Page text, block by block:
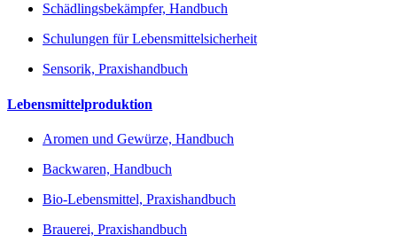
Schädlingsbekämpfer, Handbuch
Schulungen für Lebensmittelsicherheit
Sensorik, Praxishandbuch
Lebensmittelproduktion
Aromen und Gewürze, Handbuch
Backwaren, Handbuch
Bio-Lebensmittel, Praxishandbuch
Brauerei, Praxishandbuch